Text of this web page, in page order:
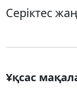
Серіктес
Ұқсас